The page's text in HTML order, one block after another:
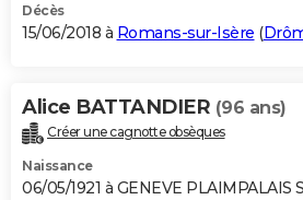
Décès
15/06/2018 à Romans-sur-Isère (
Alice BATTANDIER (96 ans)
Créer une cagnotte obsèques
Naissance
06/05/1921 à GENEVE PLAIMPALAIS